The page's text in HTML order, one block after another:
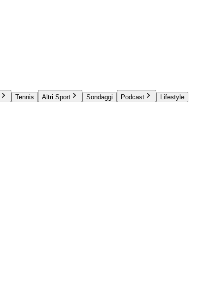
Tennis Altri Sport Sondaggi Podcast
Lifestyle